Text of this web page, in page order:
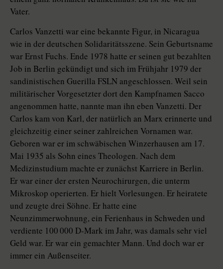
Vater.
Carlos Vanzetti war eine bekannte Figur, in Nicaragua
wie in der deutschen Solidaritätsszene. Sein Geburtsname
war Ernst Fuchs. Ende 1978 hatte er seinen gut bezahlten
Job in Berlin gekündigt und sich im Frühjahr 1979 der
sandinistischen Guerilla FSLN angeschlossen. Weil sein
militärischer Vorgesetzter dort den Kampfnamen Sacco
angenommen hatte, nannte man ihn eben Vanzetti. Der
Carlos kam von Karl, der natürlich an Marx erinnerte und
gleichzeitig einer seiner zahlreichen Vornamen war.
Geboren war er im schwäbischen Winzerhausen am 17.
Mai 1935 als Sohn eines Theologen. Nach dem
Medizinstudium machte er zunächst Karriere in Berlin.
Er war einer der ersten Neurochirurgen, die unterm
Mikroskop operierten. Er hielt Vorlesungen. Er heiratete
und zeugte drei Söhne. Er hatte eine
Neunzimmerwohnung, ein Ferienhaus in Schweden und
verdiente 100 000 D-Mark im Jahr, was damals sehr viel
Geld war. Er war ein gemachter Mann. Und doch war er
immer ein Außenseiter.